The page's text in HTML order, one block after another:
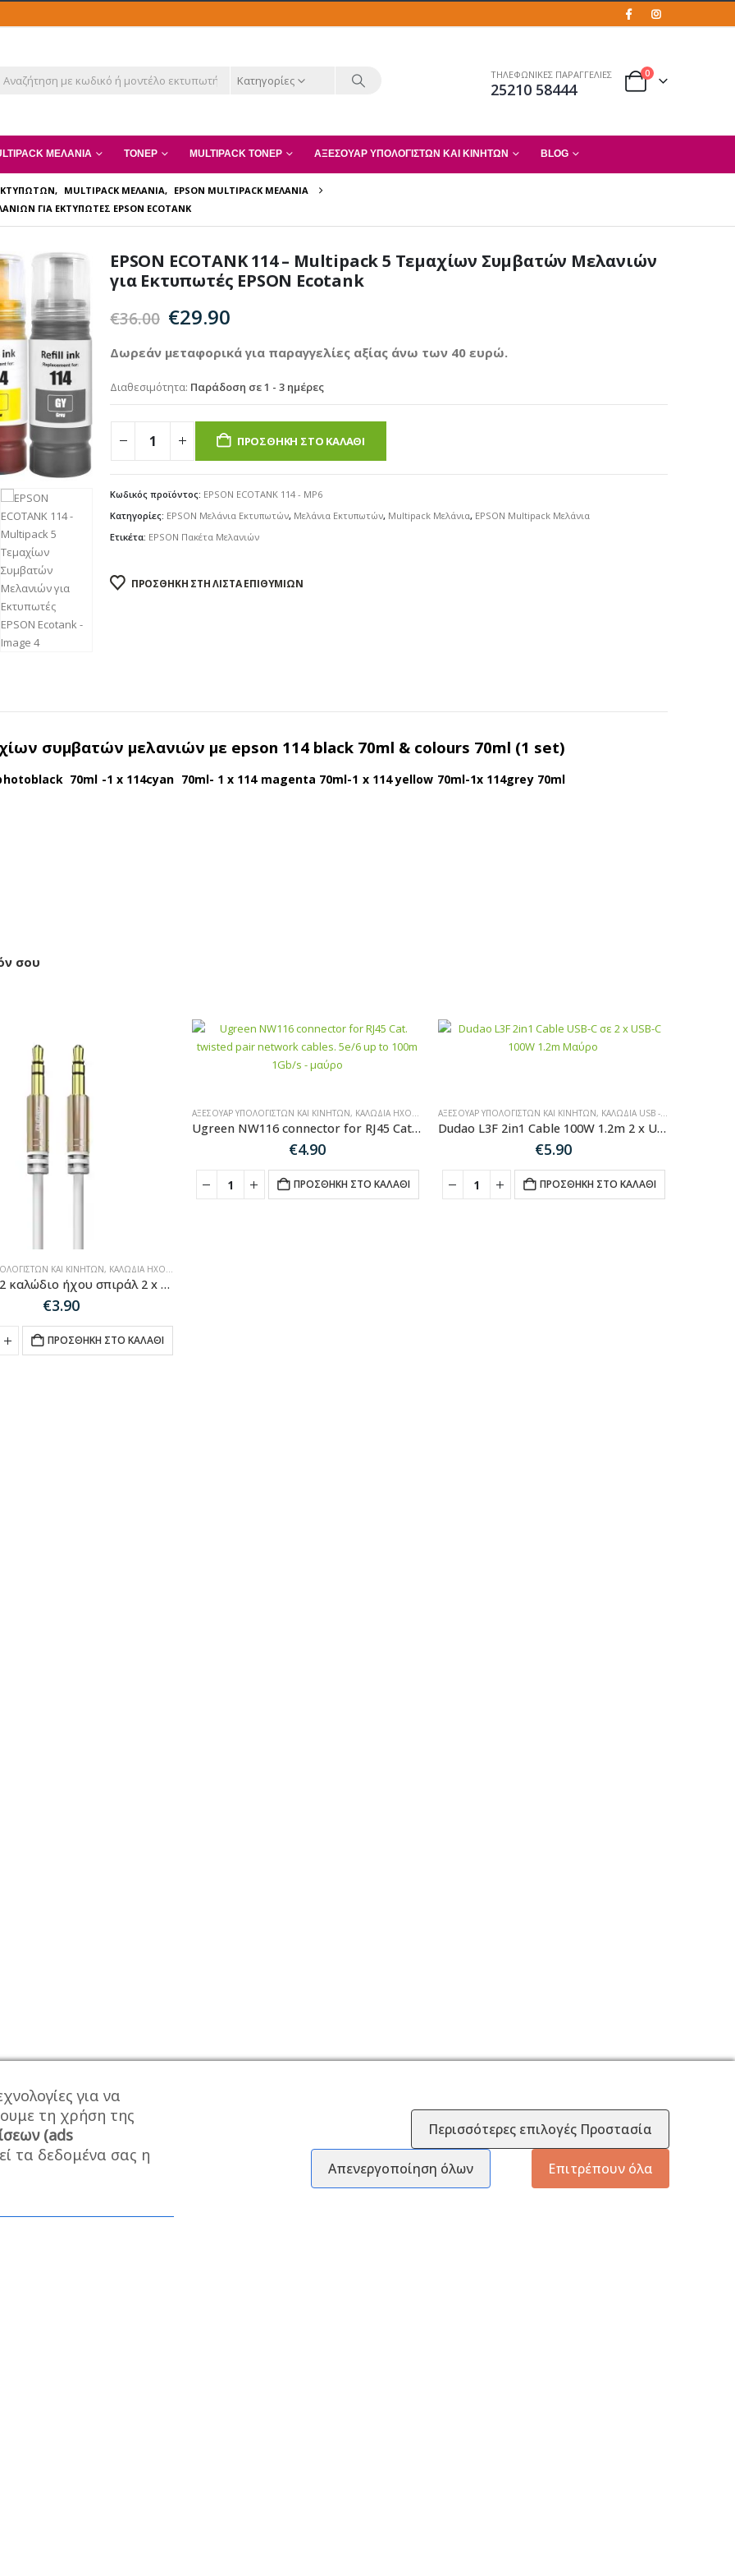
Κατηγορίες ΤΗΛΕΦΩΝΙΚΕΣ ΠΑΡΑΓΓΕΛΙΕΣ
25210 58444
0
ΜΕΛΆΝΙΑ ΤΌΝΕΡ MULTIPACK ΤΌΝΕΡ ΑΞΕΣΟΥΆΡ ΥΠΟΛΟΓΙΣΤΏΝ ΚΑΙ ΚΙΝΗΤΏΝ BLOG
, MULTIPACK ΜΕΛΆΝΙΑ, EPSON MULTIPACK ΜΕΛΆΝΙΑ
ΓΙΑ ΕΚΤΥΠΩΤΈΣ EPSON ECOTANK
EPSON ECOTANK 114 – Multipack 5 Τεμαχίων Συμβατών Μελανιών
για Εκτυπωτές EPSON Ecotank
€36.00 Original
was:
€29.90
τιμή
€29.90.
Δωρεάν μεταφορικά για παραγγελίες αξίας άνω των 40 ευρώ.
Διαθεσιμότητα: Παράδοση σε 1 - 3 ημέρες
ΠΡΟΣΘΉΚΗ ΣΤΟ ΚΑΛΆΘΙ
Κωδικός προϊόντος: EPSON ECOTANK 114 - MP6
Κατηγορίες: EPSON Μελάνια Εκτυπωτών, Μελάνια Εκτυπωτών, Multipack Μελάνια, EPSON Multipack Μελάνια
Ετικέτα: EPSON Πακέτα Μελανιών
ΠΡΟΣΘΉΚΗ ΣΤΗ ΛΊΣΤΑ ΕΠΙΘΥΜΙΏΝ
συμβατών μελανιών με epson 114 black 70ml & colours 70ml (1 set)
70ml -1 x 114cyan 70ml- 1 x 114 magenta 70ml-1 x 114 yellow 70ml-1x 114grey 70ml
σου
ΚΑΙ ΚΙΝΗΤΏΝ, ΚΑΛΏΔΙΑ ΉΧΟΥ-HDMI-ΔΙΚΤΎΟΥ
Dudao L12 καλώδιο ήχου σπιράλ 2 x mini jack 3,5 mm 1,5m λευκό.
€3.90
ΠΡΟΣΘΉΚΗ ΣΤΟ ΚΑΛΆΘΙ
ΑΞΕΣΟΥΆΡ ΥΠΟΛΟΓΙΣΤΏΝ ΚΑΙ ΚΙΝΗΤΏΝ, ΚΑΛΏΔΙΑ ΉΧΟΥ-HDMI-ΔΙΚΤΎΟΥ
Ugreen NW116 connector for RJ45 Cat. twisted pair network cables. 5e/6 up to 100m 1Gb/s – μαύρο
€4.90
ΠΡΟΣΘΉΚΗ ΣΤΟ ΚΑΛΆΘΙ
ΑΞΕΣΟΥΆΡ ΥΠΟΛΟΓΙΣΤΏΝ ΚΑΙ ΚΙΝΗΤΏΝ, ΚΑΛΏΔΙΑ USB - ΦΟΡΤΙΣΤΈΣ ΠΡΊΖΑΣ
Dudao L3F 2in1 Cable 100W 1.2m 2 x USB-C – Black
€5.90
ΠΡΟΣΘΉΚΗ ΣΤΟ ΚΑΛΆΘΙ
για να
τη χρήση της
(ads
τα δεδομένα σας η
Περισσότερες επιλογές Προστασία
Απενεργοποίηση όλων Επιτρέπουν όλα